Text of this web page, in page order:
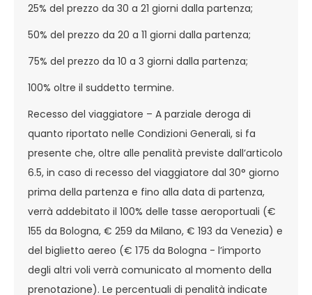
25% del prezzo da 30 a 21 giorni dalla partenza;
50% del prezzo da 20 a 11 giorni dalla partenza;
75% del prezzo da 10 a 3 giorni dalla partenza;
100% oltre il suddetto termine.
Recesso del viaggiatore – A parziale deroga di
quanto riportato nelle Condizioni Generali, si fa
presente che, oltre alle penalità previste dall’articolo
6.5, in caso di recesso del viaggiatore dal 30° giorno
prima della partenza e fino alla data di partenza,
verrà addebitato il 100% delle tasse aeroportuali (€
155 da Bologna, € 259 da Milano, € 193 da Venezia) e
del biglietto aereo (€ 175 da Bologna - l’importo
degli altri voli verrà comunicato al momento della
prenotazione). Le percentuali di penalità indicate